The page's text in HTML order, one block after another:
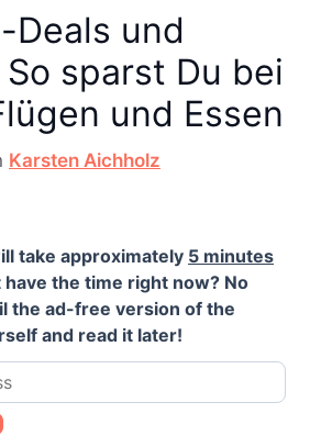
Deals und
sparst Du bei
und Essen
Karsten Aichholz
take approximately 5 minutes
have the time right now? No
the ad-free version of the
and read it later!